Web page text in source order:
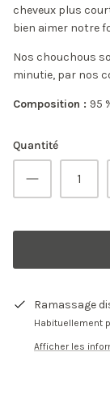
cheveux plus
bien aimer notre
Nos chouchous
minutie, par nos
Composition : 95
Quantité
Ramassage
Habituellement
Afficher les